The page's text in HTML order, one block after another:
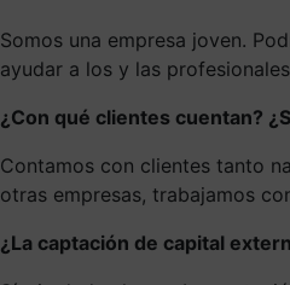
Somos una empresa joven.
ayudar a los y las
¿Con qué clientes cuentan?
Contamos con clientes tanto
otras empresas, trabajamos
¿La captación de capital